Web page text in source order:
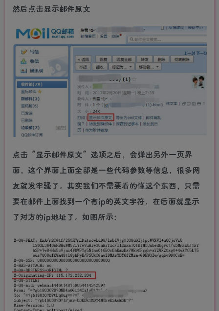
然后点击显示邮件原文
点击“显示邮件原文”选项之后，会弹出另外一页界
面，这个界面上面全部是一些代码参数等信息，很多网
友就发牢骚了。其实我们不需要看的懂这个东西，只需
要在邮件上面找到一个有ip的英文字符，在后面就显示
了对方的ip地址了。如图所示：